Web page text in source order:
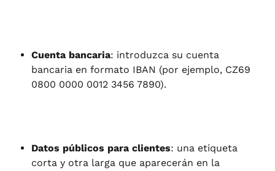
Cuenta bancaria: introduzca su cuenta
bancaria en formato IBAN (por ejemplo, CZ69
0800 0000 0012 3456 7890).
Datos públicos para clientes: una etiqueta
corta y otra larga que aparecerán en la